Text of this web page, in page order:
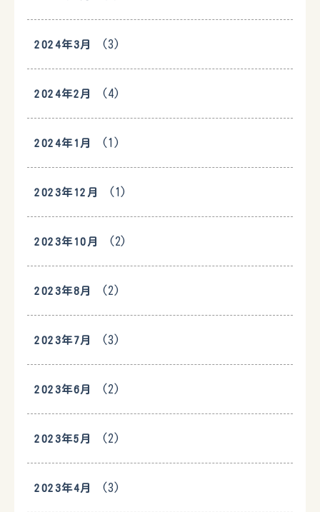
2024年3月 (3)
2024年2月 (4)
2024年1月 (1)
2023年12月 (1)
2023年10月 (2)
2023年8月 (2)
2023年7月 (3)
2023年6月 (2)
2023年5月 (2)
2023年4月 (3)